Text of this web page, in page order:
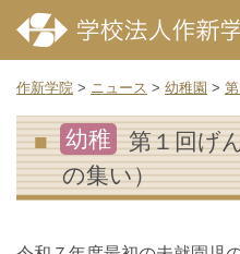
作新学院 > ニュース > 幼稚園 >
幼稚
第１回げ
の集い）